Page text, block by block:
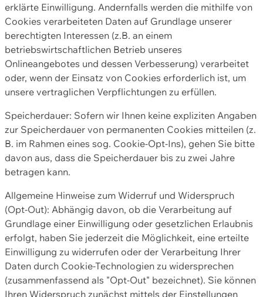
erklärte Einwilligung. Andernfalls werden die mithilfe von
Cookies verarbeiteten Daten auf Grundlage unserer
berechtigten Interessen (z.B. an einem
betriebswirtschaftlichen Betrieb unseres
Onlineangebotes und dessen Verbesserung) verarbeitet
oder, wenn der Einsatz von Cookies erforderlich ist, um
unsere vertraglichen Verpflichtungen zu erfüllen.
Speicherdauer: Sofern wir Ihnen keine expliziten Angaben
zur Speicherdauer von permanenten Cookies mitteilen (z.
B. im Rahmen eines sog. Cookie-Opt-Ins), gehen Sie bitte
davon aus, dass die Speicherdauer bis zu zwei Jahre
betragen kann.
Allgemeine Hinweise zum Widerruf und Widerspruch
(Opt-Out): Abhängig davon, ob die Verarbeitung auf
Grundlage einer Einwilligung oder gesetzlichen Erlaubnis
erfolgt, haben Sie jederzeit die Möglichkeit, eine erteilte
Einwilligung zu widerrufen oder der Verarbeitung Ihrer
Daten durch Cookie-Technologien zu widersprechen
(zusammenfassend als "Opt-Out" bezeichnet). Sie können
Ihren Widerspruch zunächst mittels der Einstellungen